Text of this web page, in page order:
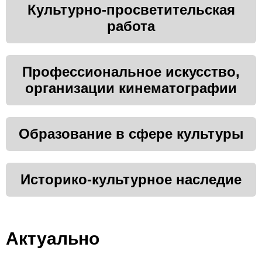
Культурно-просветительская
работа
Профессиональное искусство,
организации кинематографии
Образование в сфере культуры
Историко-культурное наследие
Актуально